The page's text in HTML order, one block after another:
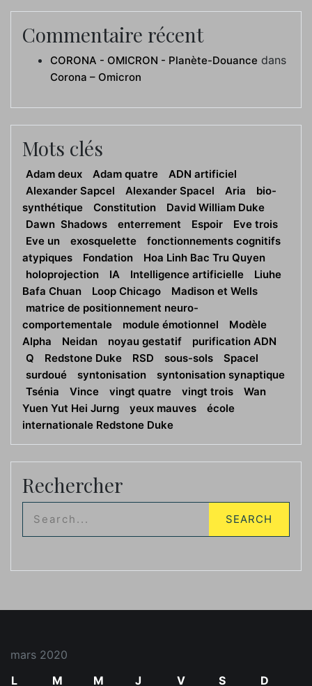
Commentaire récent
CORONA - OMICRON - Planète-Douance dans
Corona – Omicron
Mots clés
Adam deux Adam quatre
ADN artificiel
Alexander Sapcel
Alexander Spacel Aria
bio-
synthétique
Constitution
David William Duke
Dawn Shadows
enterrement Espoir
Eve trois
Eve un
exosquelette
fonctionnements cognitifs
atypiques
Fondation
Hoa Linh Bac Tru Quyen
holoprojection
IA Intelligence artificielle
Liuhe
Bafa Chuan
Loop Chicago
Madison et Wells
matrice de positionnement neuro-
comportementale
module émotionnel
Modèle
Alpha
Neidan noyau gestatif
purification ADN
Q
Redstone Duke RSD sous-sols
Spacel
surdoué
syntonisation
syntonisation synaptique
Tsénia
Vince vingt quatre vingt trois
Wan
Yuen Yut Hei Jurng
yeux mauves
école
internationale Redstone Duke
Rechercher
mars 2020
L
M M J V S D